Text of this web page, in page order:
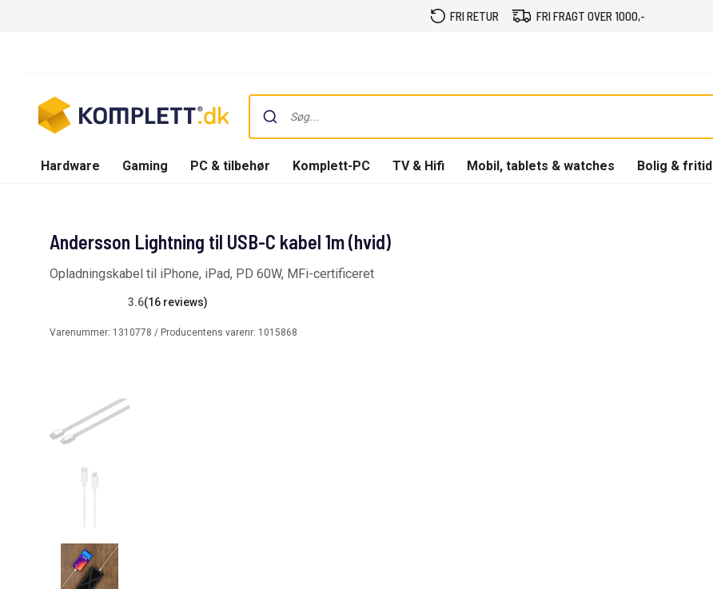
FRI RETUR FRI FRAGT OVER 1000,-
Hardware Gaming PC & tilbehør Komplett-PC TV & Hifi Mobil, tablets & watches Bolig & fritid
Andersson Lightning til USB-C kabel 1m (hvid)
Opladningskabel til iPhone, iPad, PD 60W, MFi-certificeret
3.6(16 reviews)
Varenummer: 1310778 / Producentens varenr: 1015868